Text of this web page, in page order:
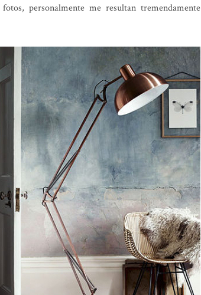
personalmente me resultan tremendamente